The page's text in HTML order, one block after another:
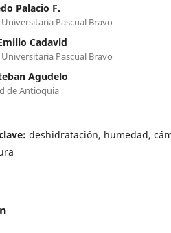
Palacio F.
Pascual Bravo
Cadavid
Pascual Bravo
Agudelo
de Antioquia
deshidratación, humedad,